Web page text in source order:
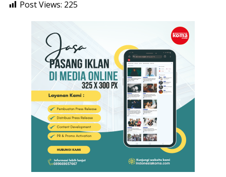
Post Views: 225